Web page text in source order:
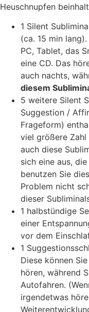
Heuschnupfen
1 Silent
(ca. 15 min
PC, Tablet, das
eine CD. Das
auch nachts,
diesem
5 weitere Silent
Suggestion /
Frageform)
viel größere Zahl
auch diese
sich eine aus,
benutzen Sie
Problem nicht
dieser
1 halbstündige
einer
vor dem
1
Diese können
hören, während
Autofahren.
irgendetwas